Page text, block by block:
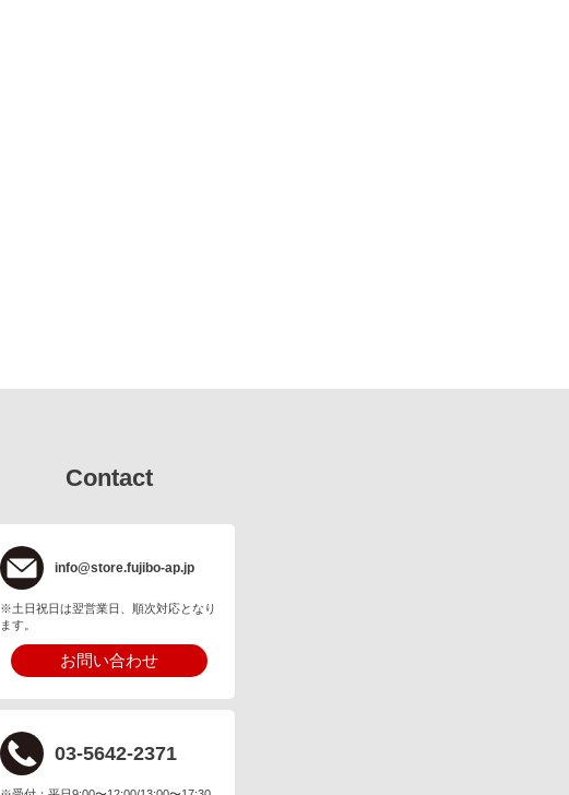
Contact
info@store.fujibo-ap.jp
※土日祝日は翌営業日、順次対応となり
ます。
お問い合わせ
03-5642-2371